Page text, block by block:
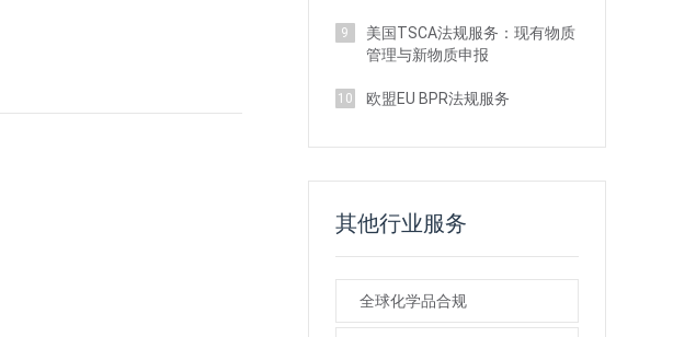
9
美国TSCA法规服务：现有物质
管理与新物质申报
10 欧盟EU BPR法规服务
其他行业服务
全球化学品合规